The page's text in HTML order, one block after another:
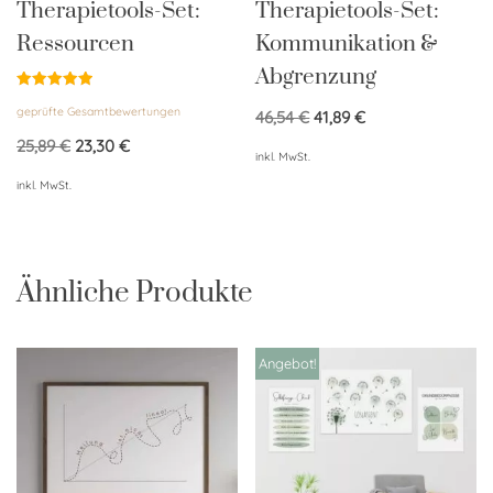
Therapietools-Set:
Ressourcen
mit
von 5
geprüfte Gesamtbewertungen
25,89€ 23,30 €
inkl. MwSt.
Therapietools-Set:
Kommunikation &
Abgrenzung
46,54€ 41,89€
inkl. MwSt.
Ähnliche Produkte
Angebot!